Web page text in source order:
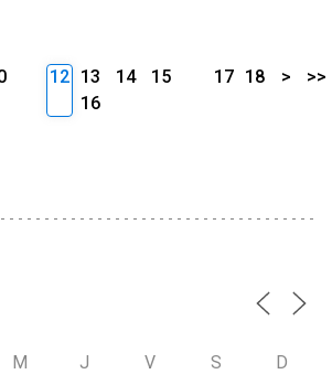
12 13 14
15
16
17 18 > >>
M J V S D